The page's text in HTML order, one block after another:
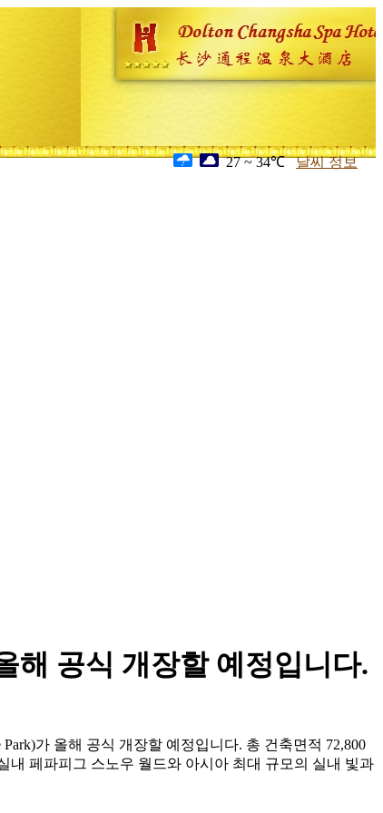
27 ~ 34℃ 날씨 정보
해 공식 개장할 예정입니다.
가 올해 공식 개장할 예정입니다. 총 건축면적 72,800
내 페파피그 스노우 월드와 아시아 최대 규모의 실내 빛과